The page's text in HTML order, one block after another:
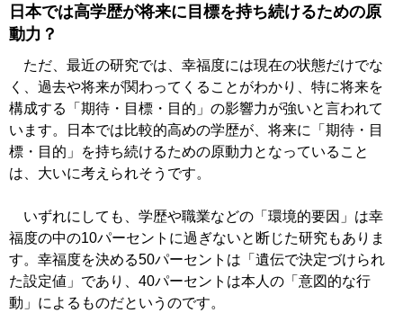
日本では高学歴が将来に目標を持ち続けるための原
動力？
ただ、最近の研究では、幸福度には現在の状態だけでな
く、過去や将来が関わってくることがわかり、特に将来を
構成する「期待・目標・目的」の影響力が強いと言われて
います。日本では比較的高めの学歴が、将来に「期待・目
標・目的」を持ち続けるための原動力となっていること
は、大いに考えられそうです。
いずれにしても、学歴や職業などの「環境的要因」は幸
福度の中の10パーセントに過ぎないと断じた研究もありま
す。幸福度を決める50パーセントは「遺伝で決定づけられ
た設定値」であり、40パーセントは本人の「意図的な行
動」によるものだというのです。